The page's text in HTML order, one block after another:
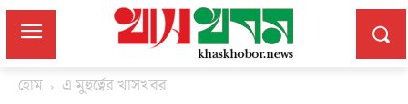
হোম এ মুহুর্ত্বের খাসখবর